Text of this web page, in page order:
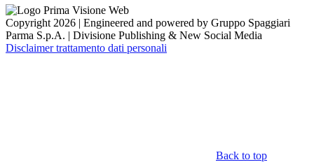
Copyright 2026 | Engineered and powered by Gruppo Spaggiari
Parma S.p.A. | Divisione Publishing & New Social Media
Disclaimer trattamento dati personali
Back to top